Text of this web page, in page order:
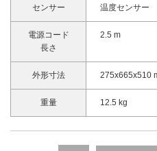
センサー 温度センサー
電源コード
長さ
2.5 m
外形寸法 275x665x510
重量 12.5 kg